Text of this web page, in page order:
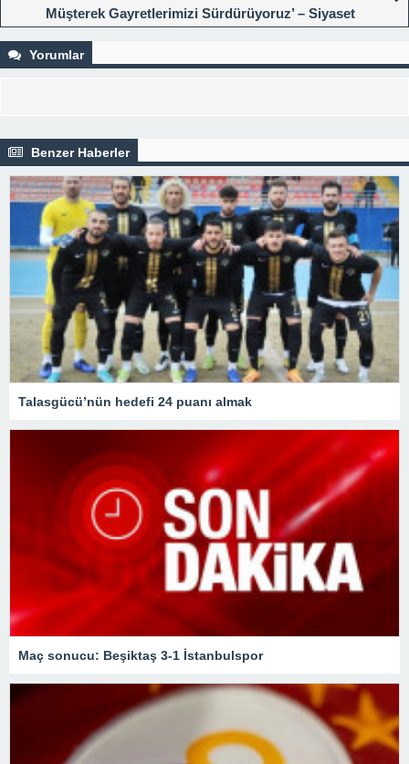
Müşterek Gayretlerimizi Sürdürüyoruz’ – Siyaset
Yorumlar
Benzer Haberler
Talasgücü’nün hedefi 24 puanı almak
Maç sonucu: Beşiktaş 3-1 İstanbulspor